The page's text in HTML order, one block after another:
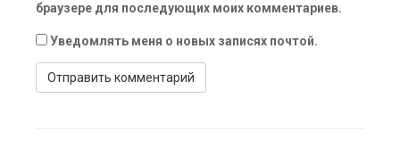
браузере для последующих моих комментариев.
Уведомлять меня о новых записях почтой.